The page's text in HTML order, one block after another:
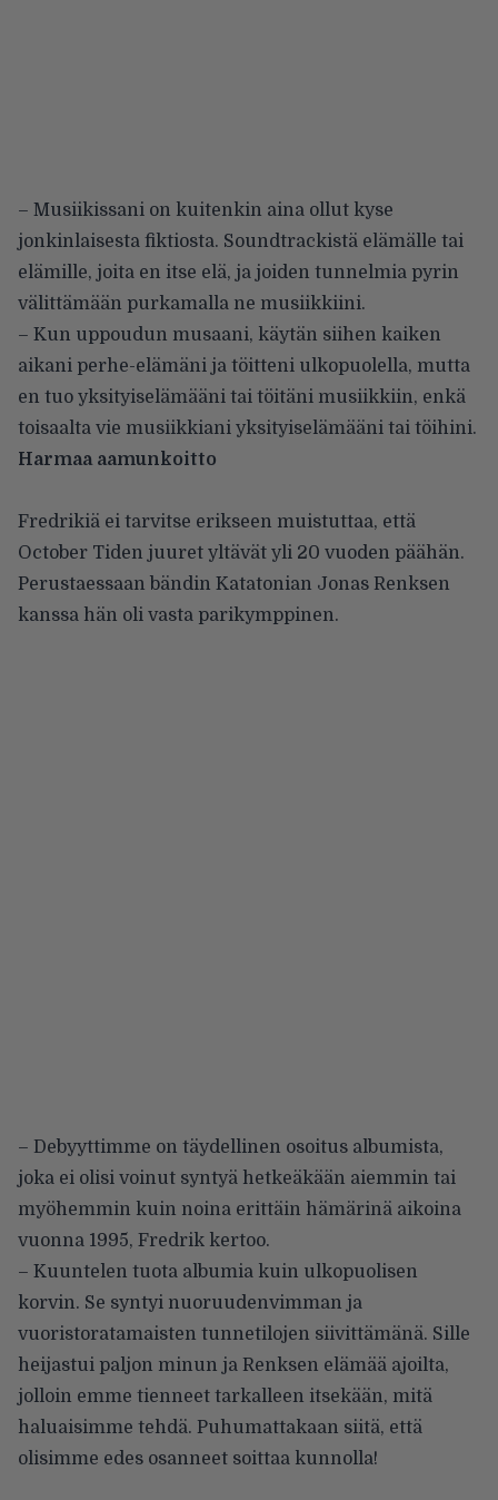
– Musiikissani on kuitenkin aina ollut kyse
jonkinlaisesta fiktiosta. Soundtrackistä elämälle tai
elämille, joita en itse elä, ja joiden tunnelmia pyrin
välittämään purkamalla ne musiikkiini.
– Kun uppoudun musaani, käytän siihen kaiken
aikani perhe-elämäni ja töitteni ulkopuolella, mutta
en tuo yksityiselämääni tai töitäni musiikkiin, enkä
toisaalta vie musiikkiani yksityiselämääni tai töihini.
Harmaa aamunkoitto
Fredrikiä ei tarvitse erikseen muistuttaa, että
October Tiden juuret yltävät yli 20 vuoden päähän.
Perustaessaan bändin Katatonian Jonas Renksen
kanssa hän oli vasta parikymppinen.
– Debyyttimme on täydellinen osoitus albumista,
joka ei olisi voinut syntyä hetkeäkään aiemmin tai
myöhemmin kuin noina erittäin hämärinä aikoina
vuonna 1995, Fredrik kertoo.
– Kuuntelen tuota albumia kuin ulkopuolisen
korvin. Se syntyi nuoruudenvimman ja
vuoristoratamaisten tunnetilojen siivittämänä. Sille
heijastui paljon minun ja Renksen elämää ajoilta,
jolloin emme tienneet tarkalleen itsekään, mitä
haluaisimme tehdä. Puhumattakaan siitä, että
olisimme edes osanneet soittaa kunnolla!